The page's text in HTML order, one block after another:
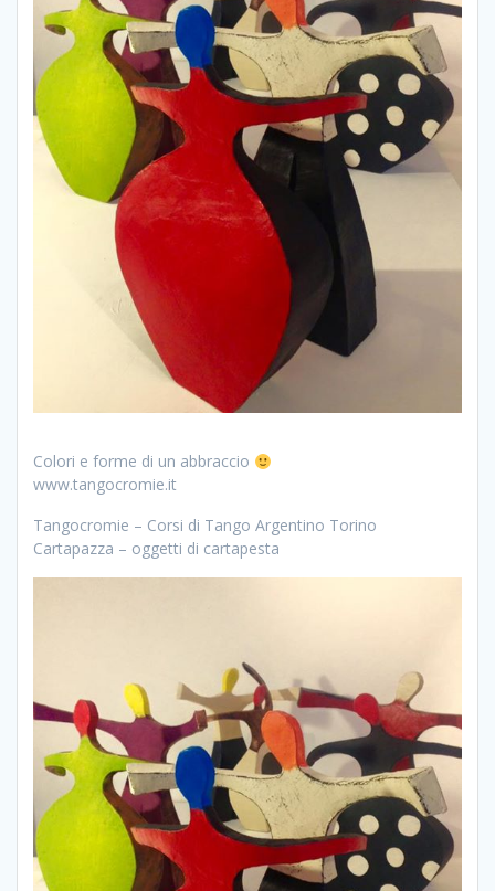
Colori e forme di un abbraccio
www.tangocromie.it
Tangocromie – Corsi di Tango Argentino Torino
Cartapazza – oggetti di cartapesta